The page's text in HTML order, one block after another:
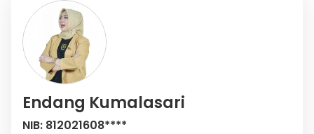
Endang Kumalasari
NIB: 812021608****